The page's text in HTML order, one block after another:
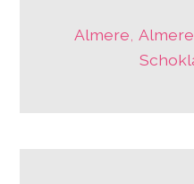
Almere